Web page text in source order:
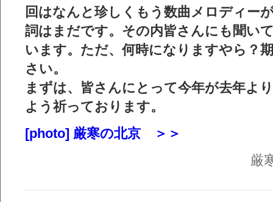
回はなんと珍しくもう数曲メロディー
詞はまだです。その内皆さんにも聞い
います。ただ、何時になりますやら？
さい。
まずは、皆さんにとって今年が去年よ
よう祈っております。
[photo] 厳寒の北京 ＞＞
厳